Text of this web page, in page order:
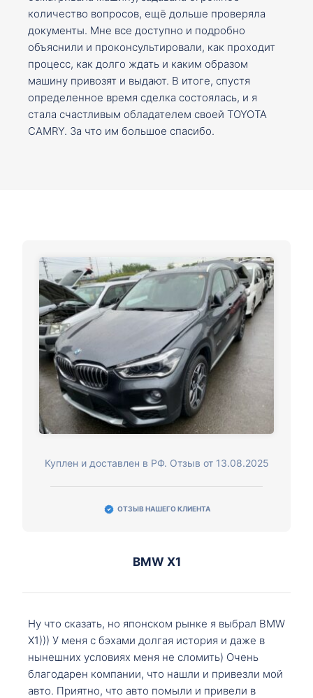
количество вопросов, ещё дольше проверяла
документы. Мне все доступно и подробно
объяснили и проконсультировали, как проходит
процесс, как долго ждать и каким образом
машину привозят и выдают. В итоге, спустя
определенное время сделка состоялась, и я
стала счастливым обладателем своей TOYOTA
CAMRY. За что им большое спасибо.
Куплен и доставлен в РФ. Отзыв от 13.08.2025
ОТЗЫВ НАШЕГО КЛИЕНТА
BMW X1
Ну что сказать, но японском рынке я выбрал BMW
X1))) У меня с бэхами долгая история и даже в
нынешних условиях меня не сломить) Очень
благодарен компании, что нашли и привезли мой
авто. Приятно, что авто помыли и привели в